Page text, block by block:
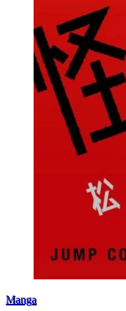
Manga